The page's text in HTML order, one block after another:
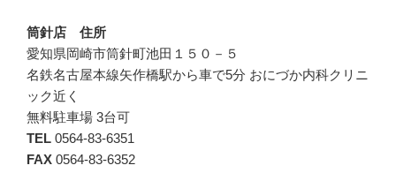
筒針店 住所
愛知県岡崎市筒針町池田１５０－５
名鉄名古屋本線矢作橋駅から車で5分 おにづか内科クリニ
ック近く
無料駐車場 3台可
TEL 0564-83-6351
FAX 0564-83-6352